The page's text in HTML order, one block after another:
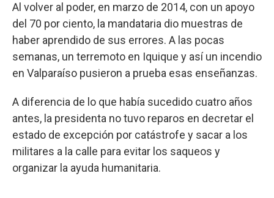
Al volver al poder, en marzo de 2014, con un apoyo
del 70 por ciento, la mandataria dio muestras de
haber aprendido de sus errores. A las pocas
semanas, un terremoto en Iquique y así un incendio
en Valparaíso pusieron a prueba esas enseñanzas.
A diferencia de lo que había sucedido cuatro años
antes, la presidenta no tuvo reparos en decretar el
estado de excepción por catástrofe y sacar a los
militares a la calle para evitar los saqueos y
organizar la ayuda humanitaria.